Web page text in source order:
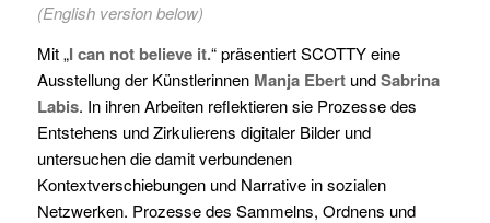
(English version below)
Mit „I can not believe it.“ präsentiert SCOTTY eine
Ausstellung der Künstlerinnen Manja Ebert undSabrina
Labis. In ihren Arbeiten reflektieren sie Prozesse des
Entstehens und Zirkulierens digitaler Bilder und
untersuchen die damit verbundenen
Kontextverschiebungen und Narrative in sozialen
Netzwerken. Prozesse des Sammelns, Ordnens und